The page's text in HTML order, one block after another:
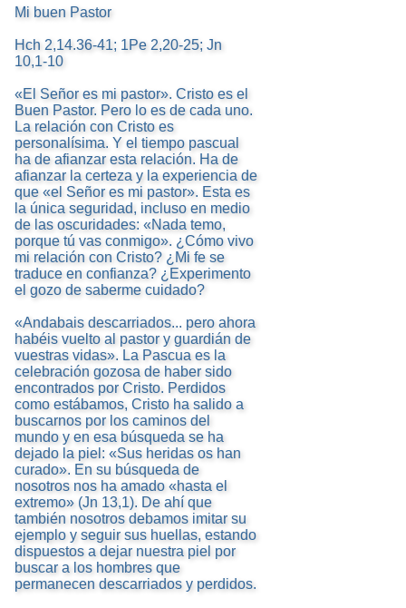
Mi buen Pastor
Hch 2,14.36-41; 1Pe 2,20-25; Jn
10,1-10
«El Señor es mi pastor». Cristo es el
Buen Pastor. Pero lo es de cada uno.
La relación con Cristo es
personalísima. Y el tiempo pascual
ha de afianzar esta relación. Ha de
afianzar la certeza y la experiencia de
que «el Señor es mi pastor». Esta es
la única seguridad, incluso en medio
de las oscuridades: «Nada temo,
porque tú vas conmigo». ¿Cómo vivo
mi relación con Cristo? ¿Mi fe se
traduce en confianza? ¿Experimento
el gozo de saberme cuidado?
«Andabais descarriados... pero ahora
habéis vuelto al pastor y guardián de
vuestras vidas». La Pascua es la
celebración gozosa de haber sido
encontrados por Cristo. Perdidos
como estábamos, Cristo ha salido a
buscarnos por los caminos del
mundo y en esa búsqueda se ha
dejado la piel: «Sus heridas os han
curado». En su búsqueda de
nosotros nos ha amado «hasta el
extremo» (Jn 13,1). De ahí que
también nosotros debamos imitar su
ejemplo y seguir sus huellas, estando
dispuestos a dejar nuestra piel por
buscar a los hombres que
permanecen descarriados y perdidos.